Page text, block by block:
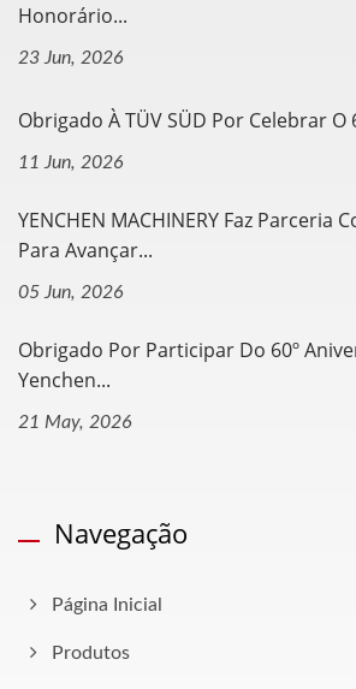
Honorário...
23 Jun, 2026
Obrigado À TÜV SÜD Por Celebrar O
11 Jun, 2026
YENCHEN MACHINERY Faz Parceria
Para Avançar...
05 Jun, 2026
Obrigado Por Participar Do 60º
Yenchen...
21 May, 2026
Navegação
Página Inicial
Produtos